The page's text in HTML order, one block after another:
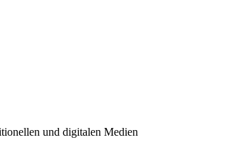
und digitalen Medien